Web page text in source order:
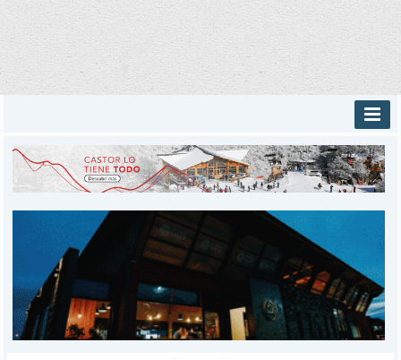
INICIO
PROVINCIALES
DEPORTES
POLICIALES
I-DIARIO
BÚSQUEDA